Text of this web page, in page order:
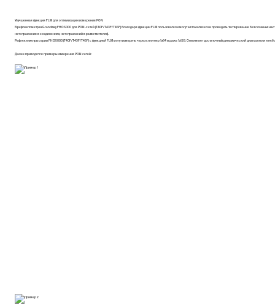
Улучшенная функция FLM для оптимизации измерения PON
В рефлектометрах Grandway FHO5000 для PON-сетей (T40F/T43F/T45F) благодаря функции FLM пользователи могут автоматически проводить тестирование без
нет отражения в соединениях, нет отражений в разветвителях).
Рефлектометры серии FHO5000 (T40F/T43F/T45F) с функцией FLM могут измерять через сплиттер 1x64 и даже 1x128. Они имеют достаточный динамический диапазоном и
Далее приводятся примеры измерения PON сетей: